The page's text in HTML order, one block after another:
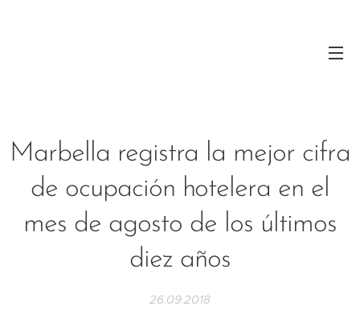
Marbella registra la mejor cifra
de ocupación hotelera en el
mes de agosto de los últimos
diez años
26.09.2018